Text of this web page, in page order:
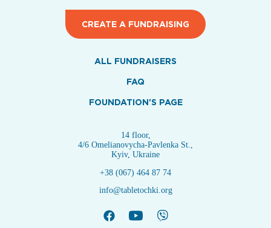
CREATE A FUNDRAISING
ALL FUNDRAISERS
FAQ
FOUNDATION'S PAGE
14 floor,
4/6 Omelianovycha-Pavlenka St.,
Kyiv, Ukraine
+38 (067) 464 87 74
info@tabletochki.org